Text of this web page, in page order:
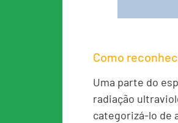
Como
Uma parte do
radiação
categorizá-lo de